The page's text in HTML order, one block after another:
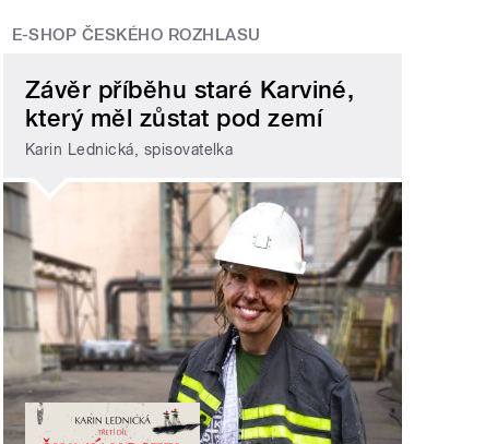
E-SHOP ČESKÉHO ROZHLASU
Závěr příběhu staré Karviné,
který měl zůstat pod zemí
Karin Lednická, spisovatelka